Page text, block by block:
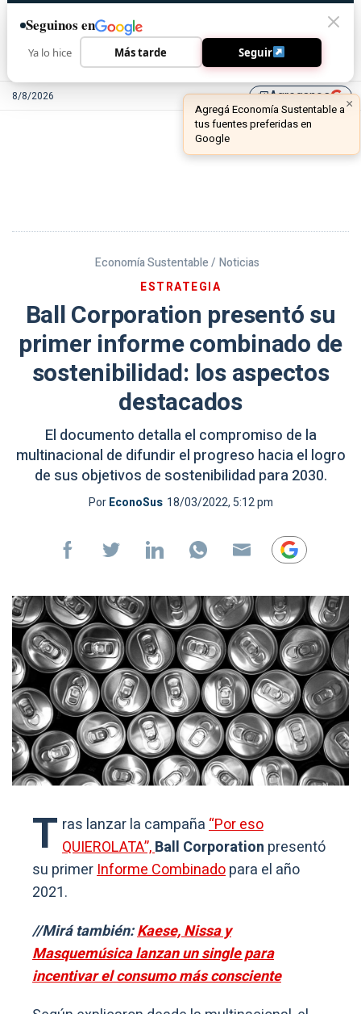
8/8/2026 library_addAgreganos
Economía Sustentable / Noticias
ESTRATEGIA
Ball Corporation presentó su
primer informe combinado de
sostenibilidad: los aspectos
destacados
El documento detalla el compromiso de la
multinacional de difundir el progreso hacia el logro
de sus objetivos de sostenibilidad para 2030.
PorEconoSus 18/03/2022, 5:12 pm
T ras lanzar la campaña“Por eso
QUIEROLATA”,Ball Corporation presentó
su primerInforme Combinadopara el año
2021.
//Mirá también:Kaese, Nissa y
Masquemúsica lanzan un single para
incentivar el consumo más consciente
Seguinos en
Ya lo hice Más tarde Seguir